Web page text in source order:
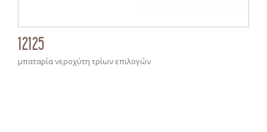
12125
μπαταρία νεροχύτη τρίων επιλογών